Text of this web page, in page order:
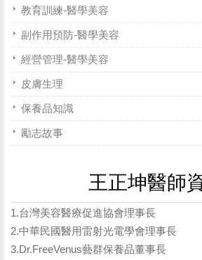
教育訓練-醫學美容
副作用預防-醫學美容
經營管理-醫學美容
皮膚生理
保養品知識
勵志故事
王正坤醫師
1.台灣美容醫療促進協會理事長
2.中華民國醫用雷射光電學會理事長
3.Dr.FreeVenus藝群保養品董事長